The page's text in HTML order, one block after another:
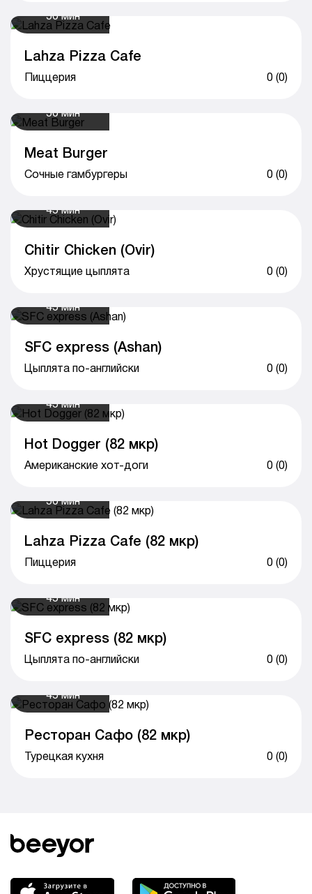
50 мин
Lahza Pizza Cafe
Пиццерия 0 (0)
50 мин
Meat Burger
Сочные гамбургеры 0 (0)
45 мин
Chitir Chicken (Ovir)
Хрустящие цыплята 0 (0)
45 мин
SFC express (Ashan)
Цыплята по-английски 0 (0)
45 мин
Hot Dogger (82 мкр)
Американские хот-доги 0 (0)
50 мин
Lahza Pizza Cafe (82 мкр)
Пиццерия 0 (0)
45 мин
SFC express (82 мкр)
Цыплята по-английски 0 (0)
45 мин
Ресторан Сафо (82 мкр)
Турецкая кухня 0 (0)